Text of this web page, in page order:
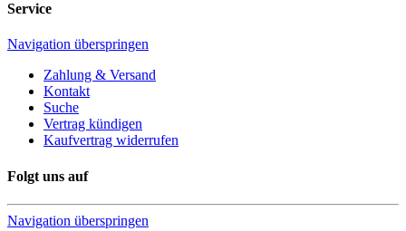
Service
Navigation überspringen
Zahlung & Versand
Kontakt
Suche
Vertrag kündigen
Kaufvertrag widerrufen
Folgt uns auf
Navigation überspringen